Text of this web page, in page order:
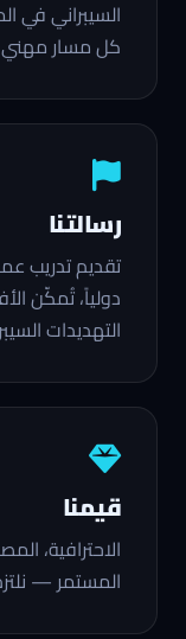
السيبراني في
كل مسار
رسالتنا
تقديم تدريب
دولياً، تُمكّن
التهديدات
قيمنا
الاحترافية،
المستمر —